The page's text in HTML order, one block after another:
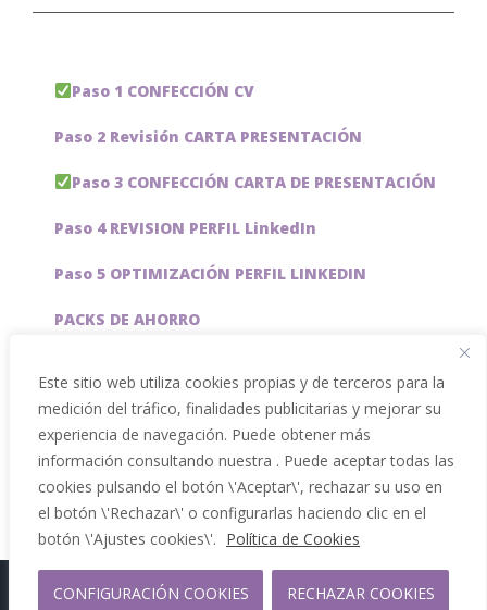
Este sitio web utiliza cookies propias y de terceros para la
medición del tráfico, finalidades publicitarias y mejorar su
experiencia de navegación. Puede obtener más
información consultando nuestra . Puede aceptar todas las
cookies pulsando el botón \'Aceptar\', rechazar su uso en
el botón \'Rechazar\' o configurarlas haciendo clic en el
botón \'Ajustes cookies\'. Política de Cookies
CONFIGURACIÓN COOKIES RECHAZAR COOKIES
Paso 1 CONFECCIÓN CV
Paso 2 Revisión CARTA PRESENTACIÓN
Paso 3 CONFECCIÓN CARTA DE PRESENTACIÓN
Paso 4 REVISION PERFIL LinkedIn
Paso 5 OPTIMIZACIÓN PERFIL LINKEDIN
PACKS DE AHORRO
Servicios especiales
Copyright 2012 - 2026 |